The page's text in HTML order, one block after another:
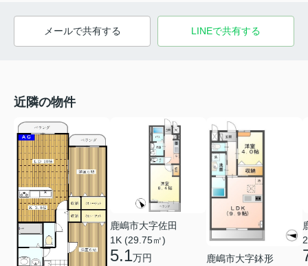
メールで共有する LINEで共有する
近隣の物件
鹿嶋市大字佐田
1K (29.75㎡)
5.1万円
鹿嶋市大字鉢形